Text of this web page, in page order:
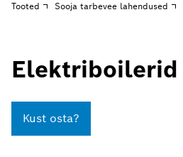
Tooted Sooja tarbevee lahendused
Elektriboilerid
Kust osta?